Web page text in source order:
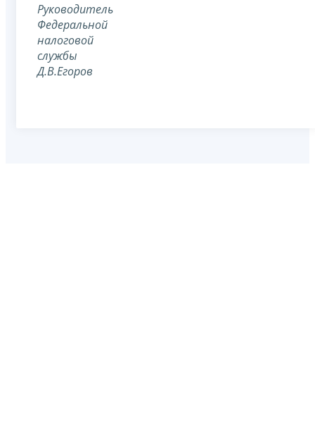
Руководитель
Федеральной
налоговой
службы
Д.В.Егоров